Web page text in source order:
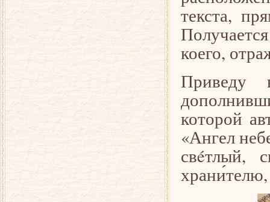
текста,
коего,
Приведу
которой
«Ангел
свéтлый,